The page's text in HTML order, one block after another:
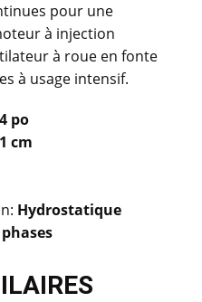
pour une
à injection
à roue en fonte
à usage intensif.
po
cm
Hydrostatique